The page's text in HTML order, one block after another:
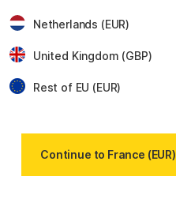
Netherlands (EUR)
United Kingdom (GBP)
Rest of EU (EUR)
Continue to France (EUR)